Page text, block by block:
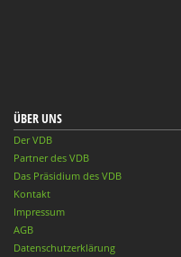
ÜBER UNS
Der VDB
Partner des VDB
Das Präsidium des VDB
Kontakt
Impressum
AGB
Datenschutzerklärung